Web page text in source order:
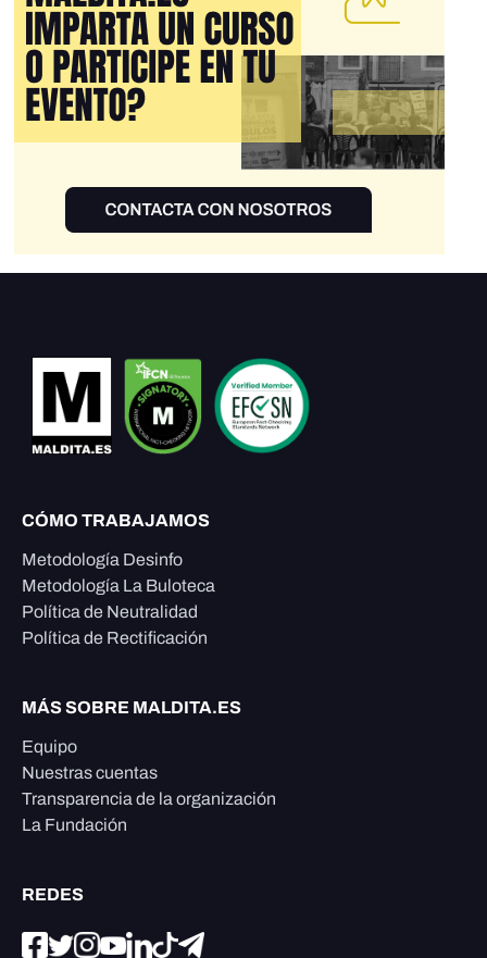
CÓMO TRABAJAMOS
Metodología Desinfo
Metodología La Buloteca
Política de Neutralidad
Política de Rectificación
MÁS SOBRE MALDITA.ES
Equipo
Nuestras cuentas
Transparencia de la organización
La Fundación
REDES